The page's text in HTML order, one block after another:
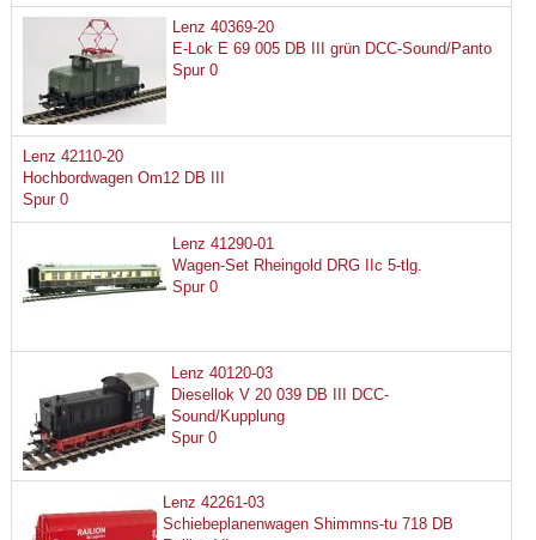
Lenz 40369-20
E-Lok E 69 005 DB III grün DCC-Sound/Panto
Spur 0
Lenz 42110-20
Hochbordwagen Om12 DB III
Spur 0
Lenz 41290-01
Wagen-Set Rheingold DRG IIc 5-tlg.
Spur 0
Lenz 40120-03
Diesellok V 20 039 DB III DCC-
Sound/Kupplung
Spur 0
Lenz 42261-03
Schiebeplanenwagen Shimmns-tu 718 DB